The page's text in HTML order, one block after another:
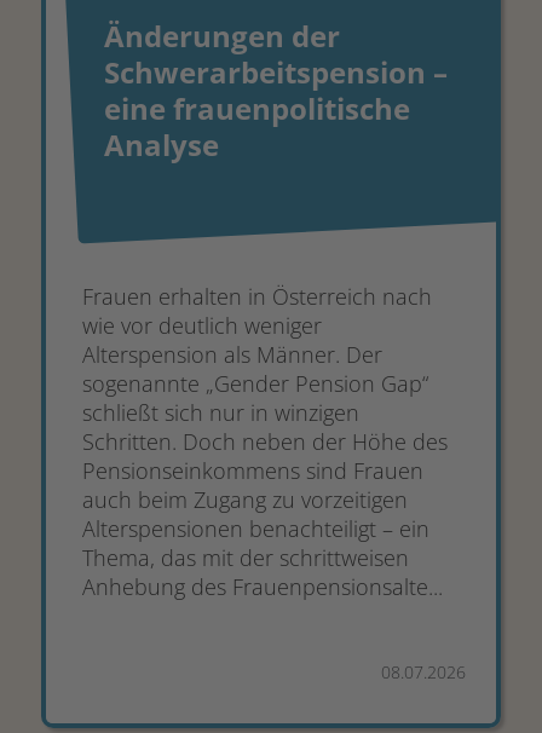
Änderungen der
Schwerarbeitspension –
eine frauenpolitische
Analyse
Frauen erhalten in Österreich nach
wie vor deutlich weniger
Alterspension als Männer. Der
sogenannte „Gender Pension Gap“
schließt sich nur in winzigen
Schritten. Doch neben der Höhe des
Pensionseinkommens sind Frauen
auch beim Zugang zu vorzeitigen
Alterspensionen benachteiligt – ein
Thema, das mit der schrittweisen
Anhebung des Frauenpensionsalte...
08.07.2026